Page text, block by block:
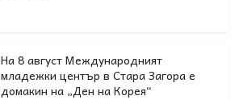
На 8 август Международният
младежки център в Стара Загора е
домакин на „Ден на Корея“